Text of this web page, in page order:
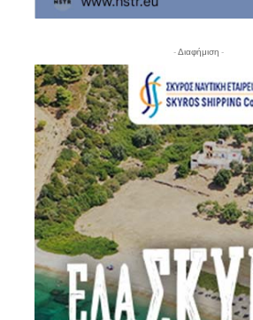
- Διαφήμιση -